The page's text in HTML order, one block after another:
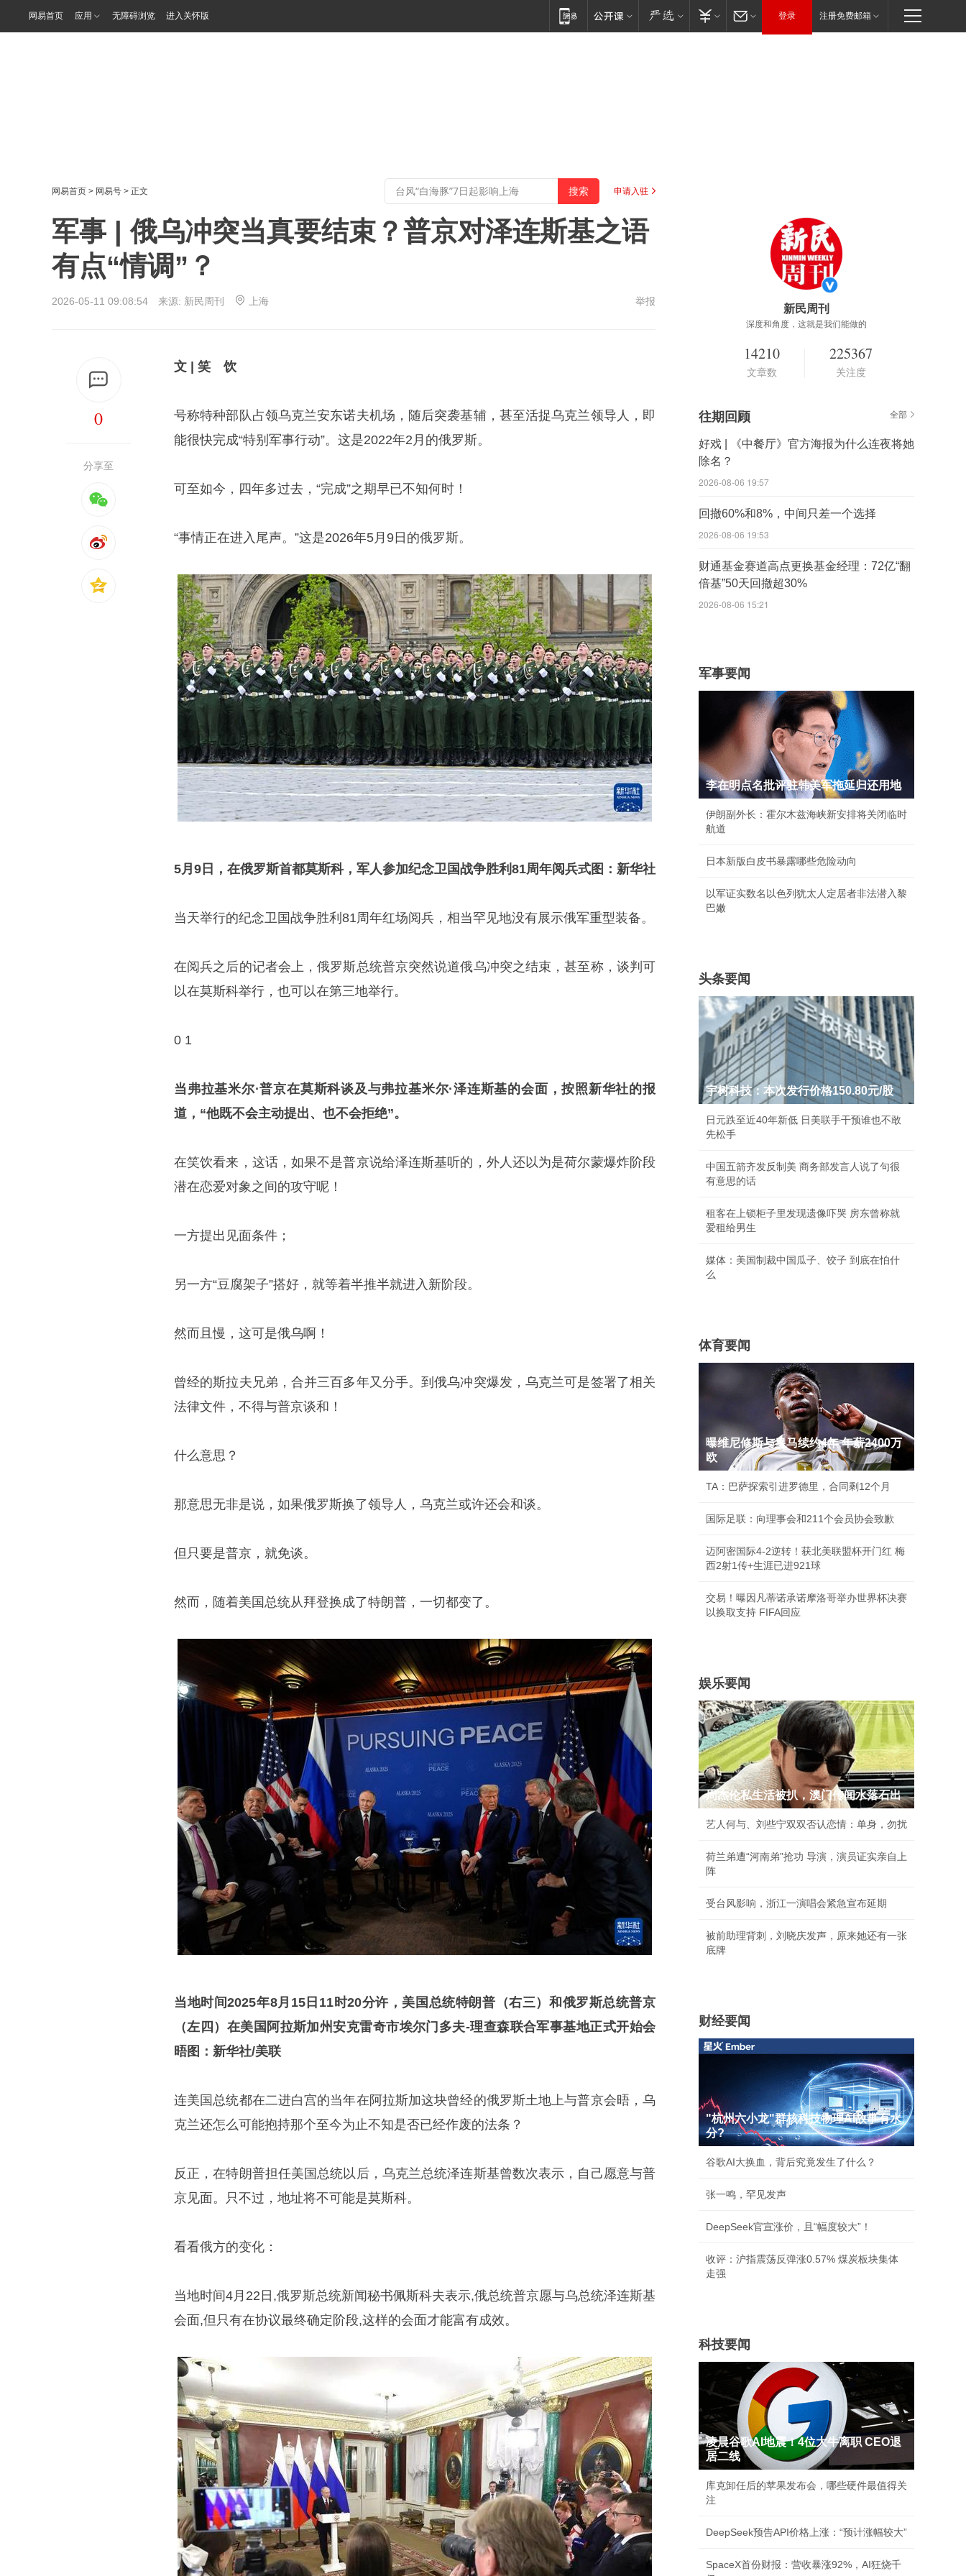
网易首页 应用 无障碍浏览 进入关怀版 登录 注册免费邮箱
网易首页 > 网易号 > 正文 申请入驻
军事 | 俄乌冲突当真要结束？普京对泽连斯基之语
有点“情调”？
2026-05-11 09:08:54 来源: 新民周刊 上海 举报
0
分享至
文 | 笑 饮
号称特种部队占领乌克兰安东诺夫机场，随后突袭基辅，甚至活捉乌克兰领导人，即
能很快完成“特别军事行动”。这是2022年2月的俄罗斯。
可至如今，四年多过去，“完成”之期早已不知何时！
“事情正在进入尾声。”这是2026年5月9日的俄罗斯。
5月 9 日，在俄罗斯首都莫斯科，军人参加纪念卫国战争胜利 81周年阅兵式图：新华社
当天举行的纪念卫国战争胜利81周年红场阅兵，相当罕见地没有展示俄军重型装备。
在阅兵之后的记者会上，俄罗斯总统普京突然说道俄乌冲突之结束，甚至称，谈判可
以在莫斯科举行，也可以在第三地举行。
0 1
当弗拉基米尔·普京在莫斯科谈及与弗拉基米尔·泽连斯基的会面，按照新华社的报
道，“他既不会主动提出、也不会拒绝”。
在笑饮看来，这话，如果不是普京说给泽连斯基听的，外人还以为是荷尔蒙爆炸阶段
潜在恋爱对象之间的攻守呢！
一方提出见面条件；
另一方“豆腐架子”搭好，就等着半推半就进入新阶段。
然而且慢，这可是俄乌啊！
曾经的斯拉夫兄弟，合并三百多年又分手。到俄乌冲突爆发，乌克兰可是签署了相关
法律文件，不得与普京谈和！
什么意思？
那意思无非是说，如果俄罗斯换了领导人，乌克兰或许还会和谈。
但只要是普京，就免谈。
然而，随着美国总统从拜登换成了特朗普，一切都变了。
当地时间2025年8月 15日 11时20分许，美国总统特朗普（右三）和俄罗斯总统普京
（左四）在美国阿拉斯加州安克雷奇市埃尔门多夫-理查森联合军事基地正式开始会
晤图：新华社/美联
连美国总统都在二进白宫的当年在阿拉斯加这块曾经的俄罗斯土地上与普京会晤，乌
克兰还怎么可能抱持那个至今为止不知是否已经作废的法条？
反正，在特朗普担任美国总统以后，乌克兰总统泽连斯基曾数次表示，自己愿意与普
京见面。只不过，地址将不可能是莫斯科。
看看俄方的变化：
当地时间4月22日,俄罗斯总统新闻秘书佩斯科夫表示,俄总统普京愿与乌总统泽连斯基
会面,但只有在协议最终确定阶段,这样的会面才能富有成效。
新民周刊
深度和角度，这就是我们能做的
14210
文章数
225367
关注度
往期回顾 全部
好戏 | 《中餐厅》官方海报为什么连夜将她
除名？
2026-08-06 19:57
回撤60%和8%，中间只差一个选择
2026-08-06 19:53
财通基金赛道高点更换基金经理：72亿“翻
倍基”50天回撤超30%
2026-08-06 15:21
军事要闻
李在明点名批评驻韩美军拖延归还用地
伊朗副外长：霍尔木兹海峡新安排将关闭临时
航道
日本新版白皮书暴露哪些危险动向
以军证实数名以色列犹太人定居者非法潜入黎
巴嫩
头条要闻
宇树科技：本次发行价格150.80元/股
日元跌至近40年新低 日美联手干预谁也不敢
先松手
中国五箭齐发反制美 商务部发言人说了句很
有意思的话
租客在上锁柜子里发现遗像吓哭 房东曾称就
爱租给男生
媒体：美国制裁中国瓜子、饺子 到底在怕什
么
体育要闻
曝维尼修斯与皇马续约4年 年薪2400万
欧
TA：巴萨探索引进罗德里，合同剩12个月
国际足联：向理事会和211个会员协会致歉
迈阿密国际4-2逆转！获北美联盟杯开门红 梅
西2射1传+生涯已进921球
交易！曝因凡蒂诺承诺摩洛哥举办世界杯决赛
以换取支持 FIFA回应
娱乐要闻
周杰伦私生活被扒，澳门传闻水落石出
艺人何与、刘些宁双双否认恋情：单身，勿扰
荷兰弟遭“河南弟”抢功 导演，演员证实亲自上
阵
受台风影响，浙江一演唱会紧急宣布延期
被前助理背刺，刘晓庆发声，原来她还有一张
底牌
财经要闻
"杭州六小龙"群核科技物理AI故事有水
分?
谷歌AI大换血，背后究竟发生了什么？
张一鸣，罕见发声
DeepSeek官宣涨价，且“幅度较大”！
收评：沪指震荡反弹涨0.57% 煤炭板块集体
走强
科技要闻
凌晨谷歌AI地震！4位大牛离职 CEO退
居二线
库克卸任后的苹果发布会，哪些硬件最值得关
注
DeepSeek预告API价格上涨：“预计涨幅较大”
SpaceX首份财报：营收暴涨92%，AI狂烧千